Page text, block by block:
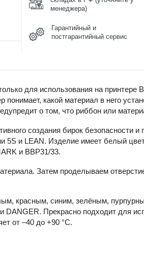
менеджера)
Гарантийный и
постгарантийный сервис
для использования на принтере
понимает, какой материал в него
о том, что риббон или
создания бирок безопасности
и LEAN. Изделие имеет белый цвет
и BBP31/33.
Затем проделываем
красным, синим, зелёным,
DANGER. Прекрасно подходит для
от –40 до +90 °С.